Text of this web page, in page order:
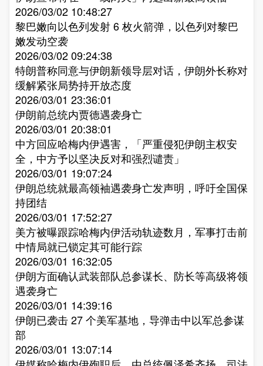
2026/03/02 10:48:27
黎巴嫩向以色列发射 6 枚火箭弹，以色列对黎巴
嫩发动空袭​
2026/03/02 09:24:38
特朗普称同意与伊朗新领导层对话，伊朗外长称对
缓解紧张局势持开放态度​
2026/03/01 23:36:01
伊朗前总统内贾德遇袭身亡​
2026/03/01 20:38:01
中方回应哈梅内伊遇害，「严重侵犯伊朗主权安
全，中方予以坚决反对和强烈谴责」​
2026/03/01 19:07:24
伊朗总统就最高领袖遇袭身亡发声明，呼吁全国保
持团结​
2026/03/01 17:52:27
美方被曝跟踪哈梅内伊活动轨迹数月，军事打击前
中情局就已锁定其可能行踪​
2026/03/01 16:32:05
伊朗方面确认武装部队总参谋长、防长等高级将领
遇袭身亡​
2026/03/01 14:39:16
伊朗已袭击 27 个美军基地，导弹击中以军总参谋
部​
2026/03/01 13:07:14